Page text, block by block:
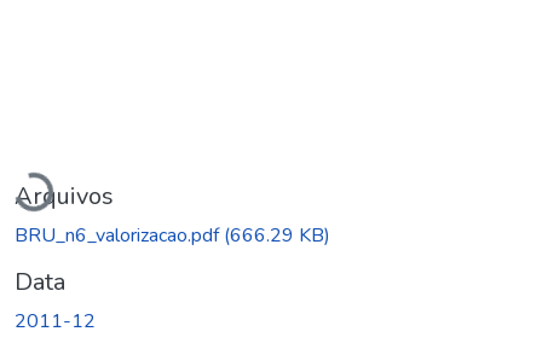
Carregando...
Arquivos
BRU_n6_valorizacao.pdf(666.29 KB)
Data
2011-12